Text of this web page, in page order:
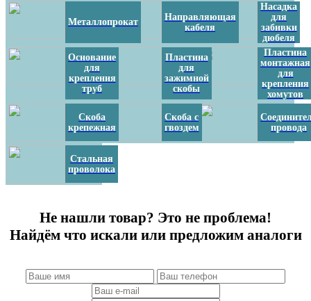
Металлопрокат
Направляющая
кабеля
Насадка
для
забивки
дюбеля
Основание
для
крепления
труб
Пластина
для
зажимной
скобы
Пластина
монтажная
для
крепления
хомутов
Скоба
крепежная
Скоба с
гвоздем
провода
Стальная
проволока
Не нашли товар? Это не проблема!
Найдём что искали или предложим аналоги